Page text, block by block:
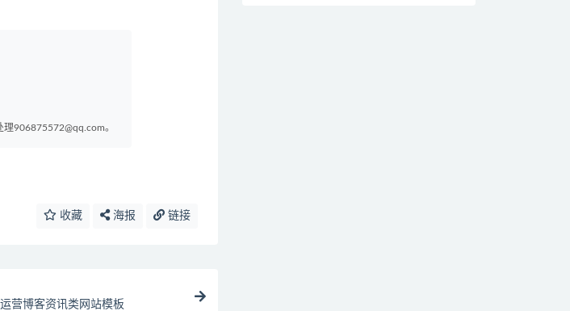
906875572@qq.com。
收藏 海报 链接
营博客资讯类网站模板